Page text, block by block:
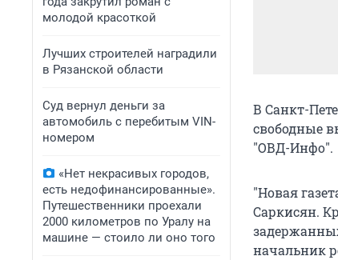
молодой красоткой
Лучших строителей наградили
в Рязанской области
Суд вернул деньги за
автомобиль с перебитым VIN-
номером
«Нет некрасивых городов,
есть недофинансированные».
Путешественники проехали
2000 километров по Уралу на
машине — стоило ли оно того
В Санкт-
свободные
"ОВД-Инфо".
"Новая
Саркисян.
начальник